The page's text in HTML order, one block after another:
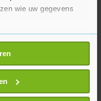
wie uw gegevens
graag:
uw geografische
nauwkeurig kan zijn
door het actief te
(fingerprinting)
versoepelen van
de dalende
besmettingen ligt op